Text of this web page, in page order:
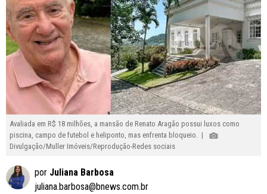
Avaliada em R$ 18 milhões, a mansão de Renato Aragão possui luxos como
piscina, campo de futebol e heliponto, mas enfrenta bloqueio. |
Divulgação/Muller Imóveis/Reprodução-Redes sociais
por Juliana Barbosa
juliana.barbosa@bnews.com.br